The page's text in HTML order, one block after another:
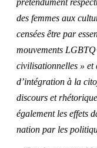
des femmes aux
censées être par
mouvements
civilisationnelles » et
d’intégration à la
discours et
également les effets
nation par les